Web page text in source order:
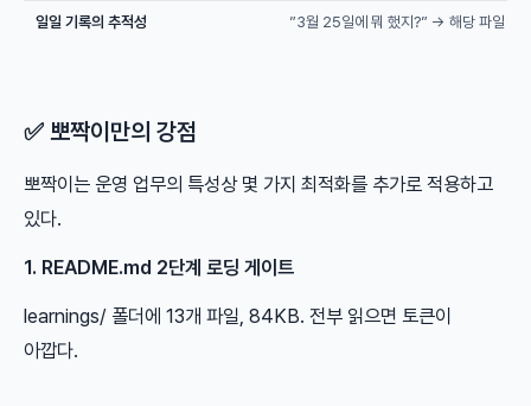
일일 기록의 추적성 ”3월 25일에 뭐 했지?” → 해당 파일 바
✅ 뽀짝이만의 강점
뽀짝이는 운영 업무의 특성상 몇 가지 최적화를 추가로 적용하고
있다.
1. README.md 2단계 로딩 게이트
learnings/ 폴더에 13개 파일, 84KB. 전부 읽으면 토큰이
아깝다.